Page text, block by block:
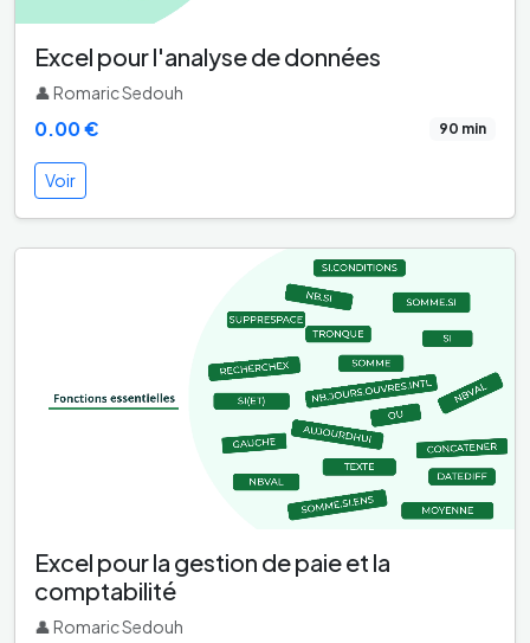
Excel pour l'analyse de données
👤 Romaric Sedouh
0.00 € 90 min
Voir
Excel pour la gestion de paie et la
comptabilité
👤 Romaric Sedouh